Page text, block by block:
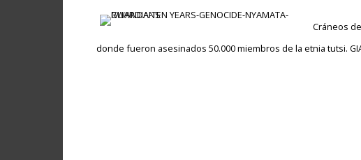
Cráneos
donde fueron asesinados 50.000 miembros de la etnia tutsi.